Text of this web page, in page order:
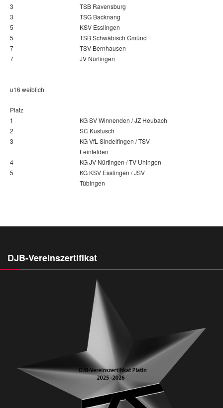
3
TSB Ravensburg
3
TSG Backnang
5
KSV Esslingen
5
TSB Schwäbisch Gmünd
7
TSV Bernhausen
7
JV Nürtingen
u16 weiblich
Platz
1
KG SV Winnenden / JZ Heubach
2
SC Kustusch
3
KG VfL Sindelfingen / TSV
Leinfelden
4
KG JV Nürtingen / TV Uhingen
5
KG KSV Esslingen / JSV
Tübingen
DJB-Vereinszertifikat